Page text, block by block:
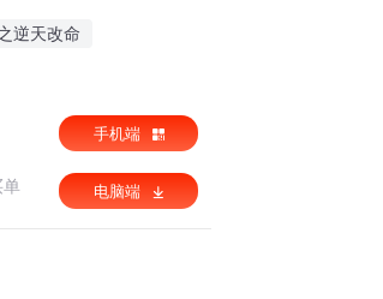
逆天改命
单
手机端
电脑端